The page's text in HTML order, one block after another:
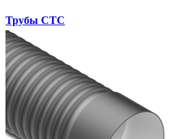
Трубы СТС